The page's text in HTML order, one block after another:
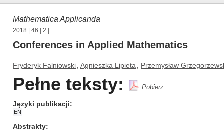
Mathematica Applicanda
2018 46 2
Conferences in Applied Mathematics
Fryderyk Falniowski Agnieszka Lipieta Przemysław
Pełne teksty: Pobierz
Języki publikacji
EN
Abstrakty